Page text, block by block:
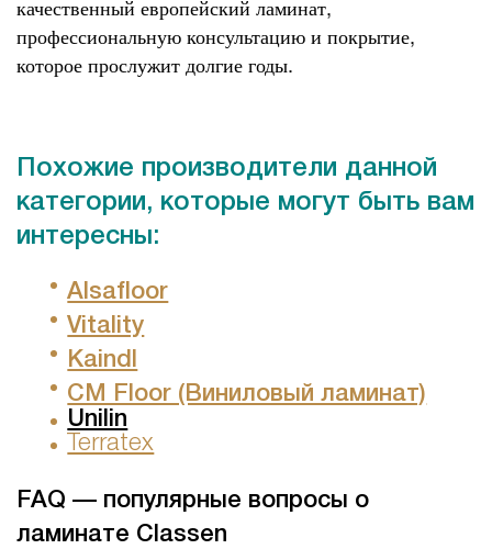
качественный европейский ламинат,
профессиональную консультацию и покрытие,
которое прослужит долгие годы.
Похожие производители данной
категории, которые могут быть вам
интересны:
Alsafloor
Vitality
Kaindl
CM Floor (Виниловый ламинат)
Unilin
Terratex
FAQ — популярные вопросы о
ламинате Classen